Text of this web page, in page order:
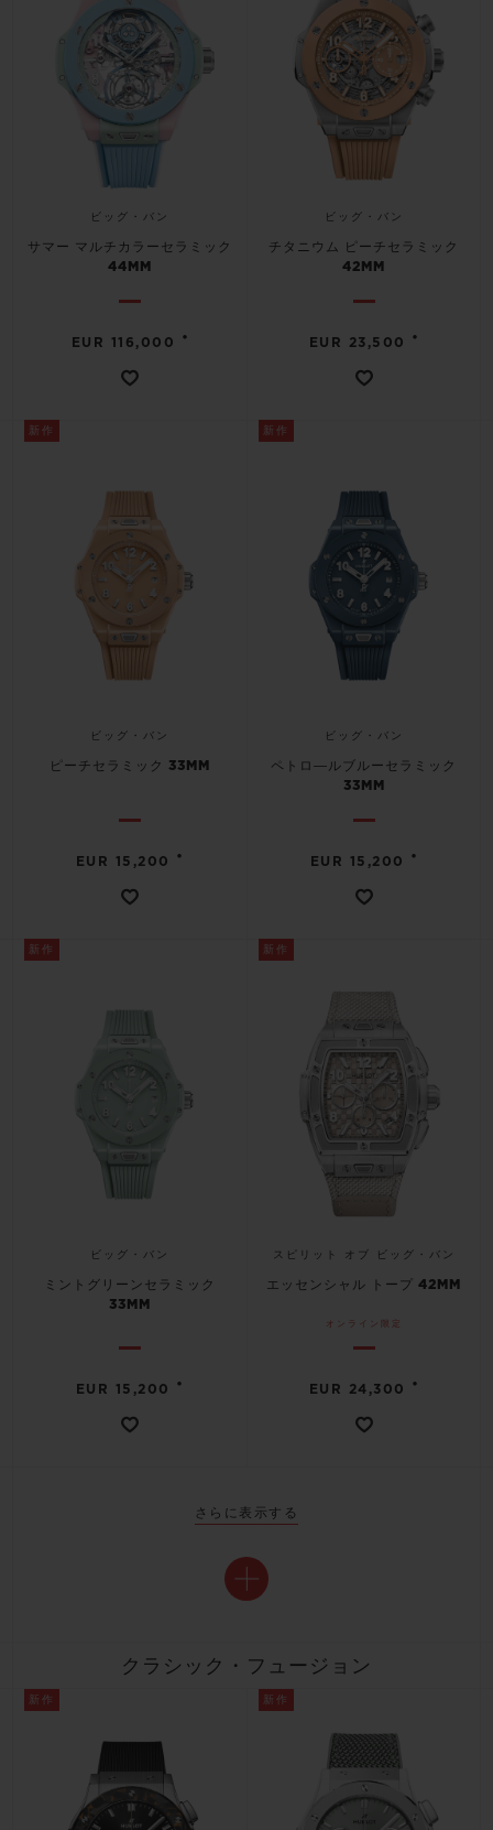
ビッグ・バン
サマー マルチカラーセラミック
44MM
EUR 116,000 •
ビッグ・バン
チタニウム ピーチセラミック
42MM
EUR 23,500 •
新作
ビッグ・バン
ピーチセラミック 33MM
EUR 15,200 •
新作
ビッグ・バン
ペトロ―ルブルーセラミック
33MM
EUR 15,200 •
新作
ビッグ・バン
ミントグリーンセラミック
33MM
EUR 15,200 •
新作
スピリット オブ ビッグ・バン
エッセンシャル トープ 42MM
オンライン限定
EUR 24,300 •
さらに表示する
クラシック・フュージョン
新作 新作
お問い合わせ